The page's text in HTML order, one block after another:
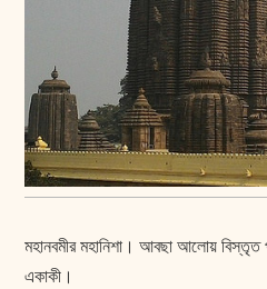
মহানবমীর মহানিশা। আবছা আলোয়
একাকী।